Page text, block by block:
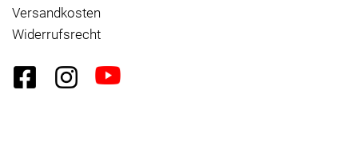
Versandkosten
Widerrufsrecht